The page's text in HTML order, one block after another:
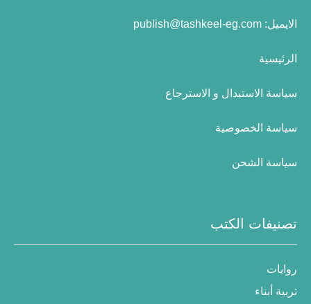
الايميل: publish@tashkeel-eg.com
الرئيسية
سياسة الاستبدال و الاسترجاع
سياسة الخصوصية
سياسة الشحن
تصنيفات الكتب
روايات
تربية أبناء